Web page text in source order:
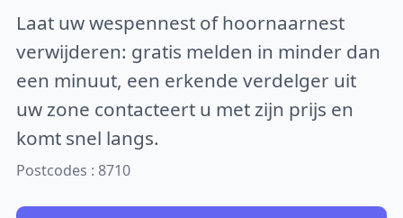
Laat uw wespennest of hoornaarnest
verwijderen: gratis melden in minder dan
een minuut, een erkende verdelger uit
uw zone contacteert u met zijn prijs en
komt snel langs.
Postcodes : 8710